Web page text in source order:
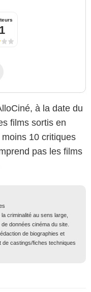
à la date du
films sortis en
10 critiques
pas les films
criminalité au sens large,
données cinéma du site.
de biographies et
castings/fiches techniques